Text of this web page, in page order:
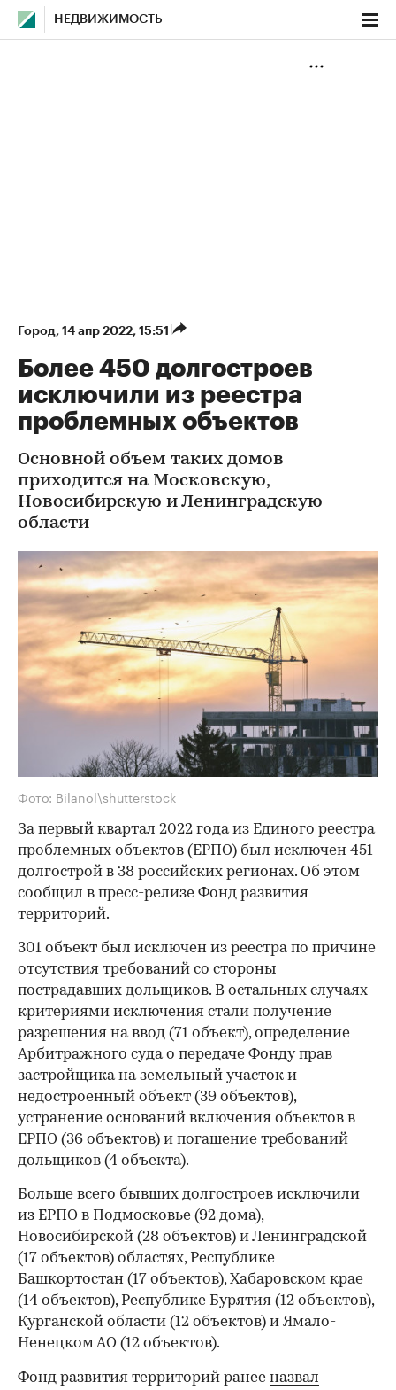
НЕДВИЖИМОСТЬ
Город⁠, 14 апр 2022, 15:51
Более 450 долгостроев
исключили из реестра
проблемных объектов
Основной объем таких домов
приходится на Московскую,
Новосибирскую и Ленинградскую
области
Фото: Bilanol\shutterstock
За первый квартал 2022 года из Единого реестра
проблемных объектов (ЕРПО) был исключен 451
долгострой в 38 российских регионах. Об этом
сообщил в пресс-релизе Фонд развития
территорий.
301 объект был исключен из реестра по причине
отсутствия требований со стороны
пострадавших дольщиков. В остальных случаях
критериями исключения стали получение
разрешения на ввод (71 объект), определение
Арбитражного суда о передаче Фонду прав
застройщика на земельный участок и
недостроенный объект (39 объектов),
устранение оснований включения объектов в
ЕРПО (36 объектов) и погашение требований
дольщиков (4 объекта).
Больше всего бывших долгостроев исключили
из ЕРПО в Подмосковье (92 дома),
Новосибирской (28 объектов) и Ленинградской
(17 объектов) областях, Республике
Башкортостан (17 объектов), Хабаровском крае
(14 объектов), Республике Бурятия (12 объектов),
Курганской области (12 объектов) и Ямало-
Ненецком АО (12 объектов).
Фонд развития территорий ранее назвал